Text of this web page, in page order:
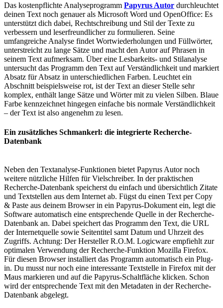
Das kostenpflichte Analyseprogramm Papyrus Autor durchleuchtet
deinen Text noch genauer als Microsoft Word und OpenOffice: Es
unterstützt dich dabei, Rechtschreibung und Stil der Texte zu
verbessern und leserfreundlicher zu formulieren. Seine
umfangreiche Analyse findet Wortwiederholungen und Füllwörter,
unterstreicht zu lange Sätze und macht den Autor auf Phrasen in
seinem Text aufmerksam. Über eine Lesbarkeits- und Stilanalyse
untersucht das Programm den Text auf Verständlichkeit und markiert
Absatz für Absatz in unterschiedlichen Farben. Leuchtet ein
Abschnitt beispielsweise rot, ist der Text an dieser Stelle sehr
komplex, enthält lange Sätze und Wörter mit zu vielen Silben. Blaue
Farbe kennzeichnet hingegen einfache bis normale Verständlichkeit
– der Text ist also angenehm zu lesen.
Ein zusätzliches Schmankerl: die integrierte Recherche-
Datenbank
Neben den Textanalyse-Funktionen bietet Papyrus Autor noch
weitere nützliche Hilfen für Vielschreiber. In der praktischen
Recherche-Datenbank speicherst du einfach und übersichtlich Zitate
und Textstellen aus dem Internet ab. Fügst du einen Text per Copy
& Paste aus deinem Browser in ein Papyrus-Dokument ein, legt die
Software automatisch eine entsprechende Quelle in der Recherche-
Datenbank an. Dabei speichert das Programm den Text, die URL
der Internetquelle sowie Seitentitel samt Datum und Uhrzeit des
Zugriffs. Achtung: Der Hersteller R.O.M. Logicware empfiehlt zur
optimalen Verwendung der Recherche-Funktion Mozilla Firefox.
Für diesen Browser installiert das Programm automatisch ein Plug-
in. Du musst nur noch eine interessante Textstelle in Firefox mit der
Maus markieren und auf die Papyrus-Schaltfläche klicken. Schon
wird der entsprechende Text mit den Metadaten in der Recherche-
Datenbank abgelegt.